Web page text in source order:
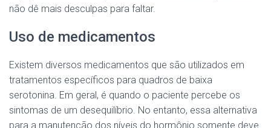
não dê mais desculpas para faltar.
Uso de medicamentos
Existem diversos medicamentos que são utilizados em
tratamentos específicos para quadros de baixa
serotonina. Em geral, é quando o paciente percebe os
sintomas de um desequilíbrio. No entanto, essa alternativa
para a manutenção dos níveis do hormônio somente deve